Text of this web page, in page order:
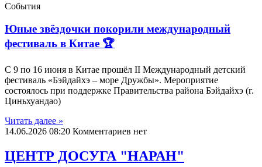
События
Юные звёздочки покорили международный
фестиваль в Китае 🏆
С 9 по 16 июня в Китае прошёл II Международный детский
фестиваль «Бэйдайхэ – море Дружбы». Мероприятие
состоялось при поддержке Правительства района Бэйдайхэ (г.
Циньхуандао)
Читать далеe »
14.06.2026 08:20 Комментариев нет
ЦЕНТР ДОСУГА "НАРАН"